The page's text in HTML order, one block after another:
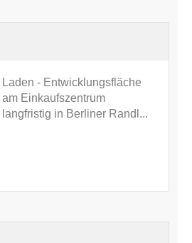
Laden - Entwicklungsfläche
am Einkaufszentrum
langfristig in Berliner Randl...